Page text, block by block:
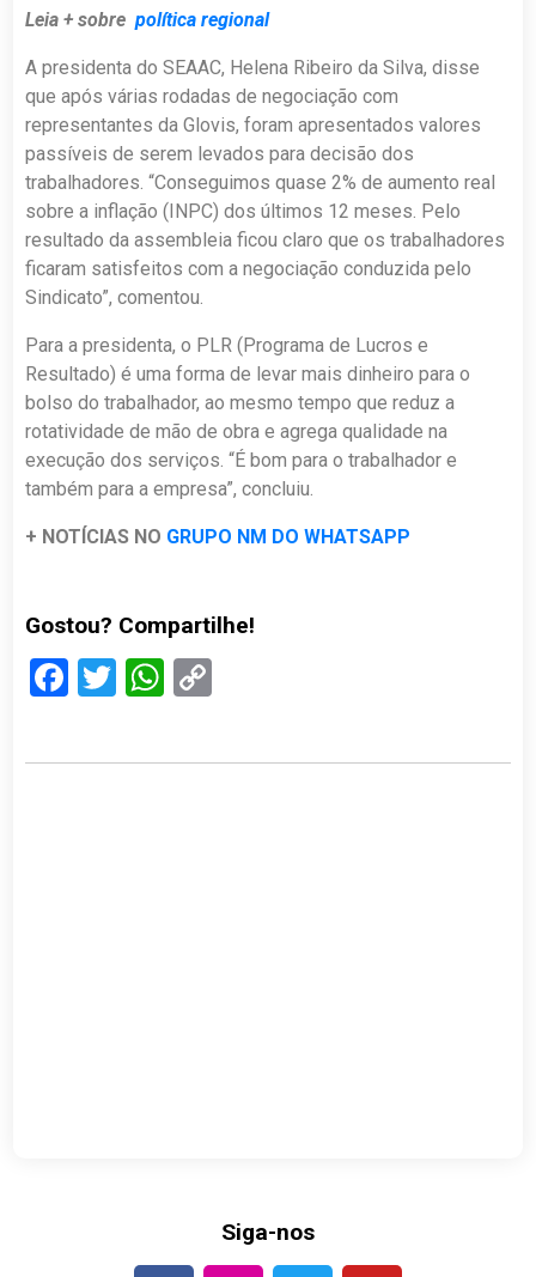
Leia + sobre política regional
A presidenta do SEAAC, Helena Ribeiro da Silva, disse
que após várias rodadas de negociação com
representantes da Glovis, foram apresentados valores
passíveis de serem levados para decisão dos
trabalhadores. “Conseguimos quase 2% de aumento real
sobre a inflação (INPC) dos últimos 12 meses. Pelo
resultado da assembleia ficou claro que os trabalhadores
ficaram satisfeitos com a negociação conduzida pelo
Sindicato”, comentou.
Para a presidenta, o PLR (Programa de Lucros e
Resultado) é uma forma de levar mais dinheiro para o
bolso do trabalhador, ao mesmo tempo que reduz a
rotatividade de mão de obra e agrega qualidade na
execução dos serviços. “É bom para o trabalhador e
também para a empresa”, concluiu.
+ NOTÍCIAS NO GRUPO NM DO WHATSAPP
Gostou? Compartilhe!
Facebook
TwitterWhatsApp
Siga-nos